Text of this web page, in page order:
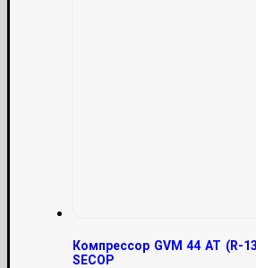
Компрессор GVM 44 AT (R-
SECOP